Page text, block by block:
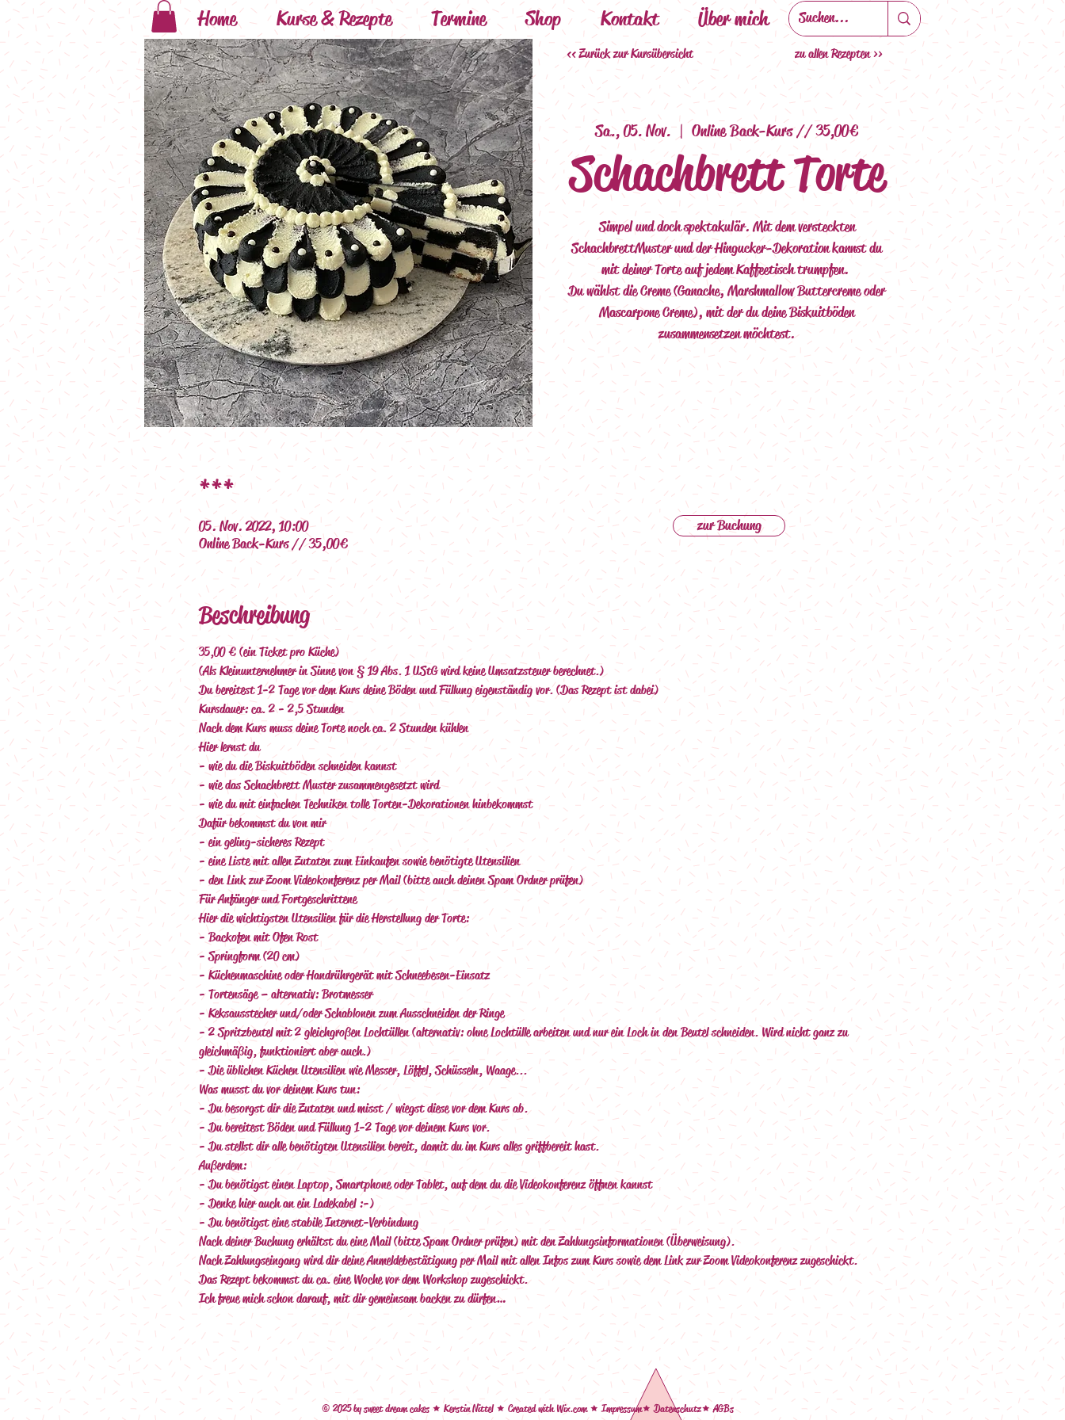
Home Kurse & Rezepte Termine Shop Kontakt Über mich
Sa., 05. Nov.
  |
Online Back-Kurs // 35,00€
Schachbrett Torte
Simpel und doch spektakulär. Mit dem versteckten
Schachbrett Muster und der Hingucker-Dekoration kannst du
mit deiner Torte auf jedem Kaffeetisch trumpfen.
Du wählst die Creme (Ganache, Marshmallow Buttercreme oder
Mascarpone Creme), mit der du deine Biskuitböden
zusammensetzen möchtest.
***
05. Nov. 2022, 10:00
Online Back-Kurs // 35,00€
Beschreibung
35,00 € (ein Ticket pro Küche)
(Als Kleinunternehmer in Sinne von § 19 Abs. 1 UStG wird keine Umsatzsteuer berechnet.)
Du bereitest 1-2 Tage vor dem Kurs deine Böden und Füllung eigenständig vor. (Das Rezept ist dabei)
Kursdauer: ca. 2 - 2,5 Stunden
Nach dem Kurs muss deine Torte noch ca. 2 Stunden kühlen
Hier lernst du
- wie du die Biskuitböden  schneiden kannst
- wie das Schachbrett Muster zusammengesetzt wird
- wie du   mit einfachen Techniken tolle Torten-Dekorationen hinbekommst
Dafür bekommst du von mir
- ein geling-sicheres Rezept
- eine Liste mit allen Zutaten zum Einkaufen sowie benötigte Utensilien
- den Link zur Zoom Videokonferenz per Mail (bitte auch deinen Spam Ordner prüfen)
Für Anfänger und Fortgeschrittene
Hier die wichtigsten Utensilien für die Herstellung der Torte:
- Backofen mit Ofen Rost
- Springform (20 cm)
-  Küchenmaschine oder Handrührgerät mit Schneebesen-Einsatz
- Tortensäge – alternativ: Brotmesser
- Keksausstecher und/oder Schablonen zum Ausschneiden der Ringe
- 2 Spritzbeutel mit 2 gleichgroßen  Lochtüllen (alternativ: ohne Lochtülle arbeiten und nur ein Loch in den Beutel schneiden. Wird nicht ganz zu
gleichmäßig, funktioniert aber auch.)
- Die üblichen Küchen Utensilien wie Messer, Löffel, Schüsseln, Waage...
Was musst du vor deinem Kurs tun:
- Du besorgst dir die Zutaten und misst / wiegst diese vor dem Kurs ab.
- Du bereitest Böden und Füllung 1-2 Tage vor deinem Kurs vor.
- Du stellst dir alle benötigten Utensilien bereit, damit du im Kurs alles griffbereit hast.
Außerdem:
- Du benötigst einen Laptop, Smartphone oder Tablet, auf dem du die Videokonferenz öffnen kannst
- Denke hier auch an ein Ladekabel :-)
- Du benötigst eine stabile Internet-Verbindung
Nach deiner Buchung erhältst du eine Mail (bitte Spam Ordner prüfen) mit den Zahlungsinformationen (Überweisung).
Nach Zahlungseingang wird dir deine Anmeldebestätigung per Mail mit allen Infos zum Kurs sowie dem Link zur Zoom Videokonferenz zugeschickt.
Das Rezept bekommst du ca. eine Woche vor dem Workshop zugeschickt.
Ich freue mich schon darauf, mit dir gemeinsam backen zu dürfen…
<< Zurück zur Kursübersicht zu allen Rezepten >>
zur Buchung
© 2025 by sweet dream cakes ê Kerstin Nittel ê Created with Wix.com ê Impressumê Datenschutzê AGBs